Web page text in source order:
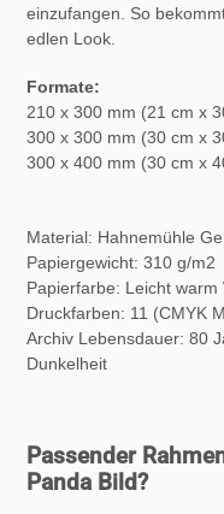
einzufangen. So
edlen Look.
Formate:
210 x 300 mm (21 cm x
300 x 300 mm (30 cm x
300 x 400 mm (30 cm x
Material: Hahnemühle
Papiergewicht: 310 g/m2
Papierfarbe: Leicht warm
Druckfarben: 11 (CMYK
Archiv Lebensdauer: 80
Dunkelheit
Passender
Panda Bild?